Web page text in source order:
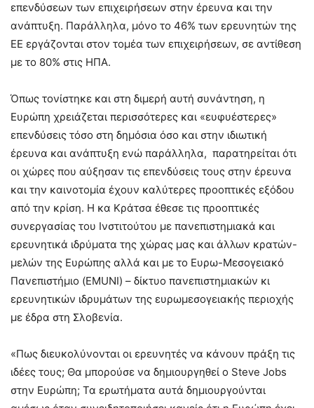
επενδύσεων των επιχειρήσεων στην έρευνα και την
ανάπτυξη. Παράλληλα, μόνο το 46% των ερευνητών της
ΕΕ εργάζονται στον τομέα των επιχειρήσεων, σε αντίθεση
με το 80% στις ΗΠΑ.
Όπως τονίστηκε και στη διμερή αυτή συνάντηση, η
Ευρώπη χρειάζεται περισσότερες και «ευφυέστερες»
επενδύσεις τόσο στη δημόσια όσο και στην ιδιωτική
έρευνα και ανάπτυξη ενώ παράλληλα, παρατηρείται ότι
οι χώρες που αύξησαν τις επενδύσεις τους στην έρευνα
και την καινοτομία έχουν καλύτερες προοπτικές εξόδου
από την κρίση. Η κα Κράτσα έθεσε τις προοπτικές
συνεργασίας του Ινστιτούτου με πανεπιστημιακά και
ερευνητικά ιδρύματα της χώρας μας και άλλων κρατών-
μελών της Ευρώπης αλλά και με το Ευρω-Μεσογειακό
Πανεπιστήμιο (EMUNI) – δίκτυο πανεπιστημιακών κι
ερευνητικών ιδρυμάτων της ευρωμεσογειακής περιοχής
με έδρα στη Σλοβενία.
«Πως διευκολύνονται οι ερευνητές να κάνουν πράξη τις
ιδέες τους; Θα μπορούσε να δημιουργηθεί ο Steve Jobs
στην Ευρώπη; Τα ερωτήματα αυτά δημιουργούνται